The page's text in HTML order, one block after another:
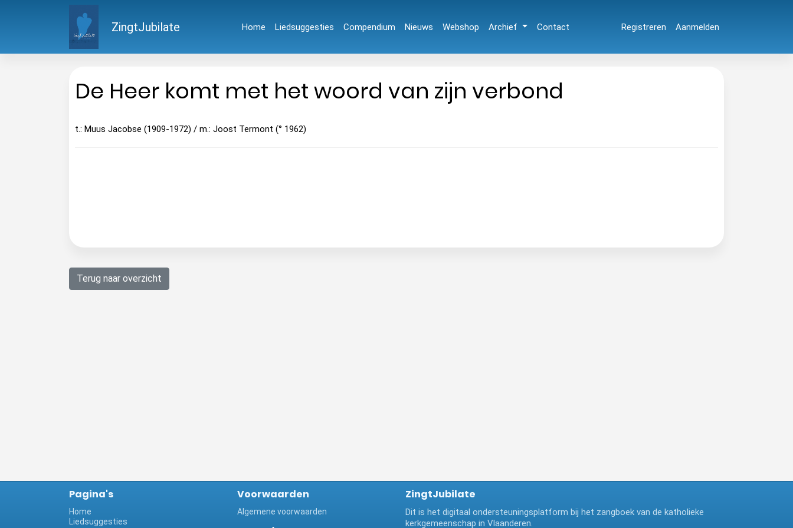
ZingtJubilate Home Liedsuggesties Compendium Nieuws Webshop Archief Contact Registreren Aanmelden
De Heer komt met het woord van zijn verbond
t.: Muus Jacobse (1909-1972) / m.: Joost Termont (° 1962)
Terug naar overzicht
Pagina's
Home
Liedsuggesties
Voorwaarden
Algemene voorwaarden
ZingtJubilate
Dit is het digitaal ondersteuningsplatform bij het zangboek van de katholieke
kerkgemeenschap in Vlaanderen.